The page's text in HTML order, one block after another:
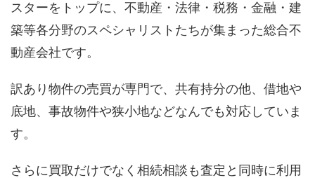
スターをトップに、不動産・法律・税務・金融・建
築等各分野のスペシャリストたちが集まった総合不
動産会社です。
訳あり物件の売買が専門で、共有持分の他、借地や
底地、事故物件や狭小地などなんでも対応していま
す。
さらに買取だけでなく相続相談も査定と同時に利用